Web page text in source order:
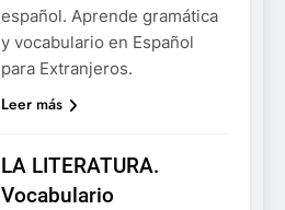
español. Aprende gramática
y vocabulario en Español
para Extranjeros.
Leer más
LA LITERATURA.
Vocabulario